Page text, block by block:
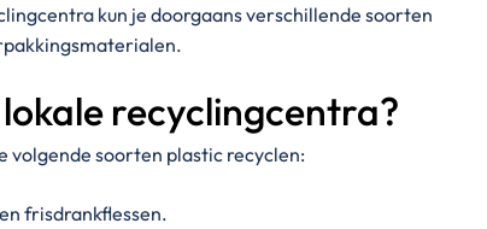
kun je doorgaans verschillende soorten
recyclingcentra?
volgende soorten plastic recyclen:
frisdrankflessen.